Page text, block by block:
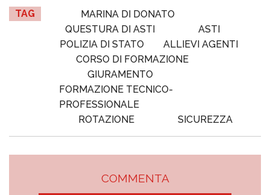
TAG
MARINA DI DONATO
QUESTURA DI ASTI
ASTI
POLIZIA DI STATO
ALLIEVI AGENTI
CORSO DI FORMAZIONE
GIURAMENTO
FORMAZIONE TECNICO-
PROFESSIONALE
ROTAZIONE
SICUREZZA
COMMENTA